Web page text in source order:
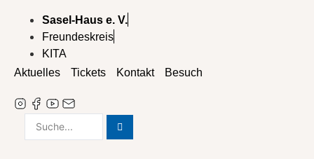
wechseln
Sasel-Haus e. V.
Freundeskreis
KITA
Aktuelles
Tickets Kontakt Besuch
Search